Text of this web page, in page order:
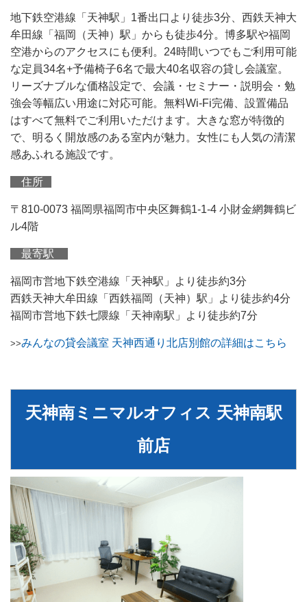
地下鉄空港線「天神駅」1番出口より徒歩3分、西鉄天神大
牟田線「福岡（天神）駅」からも徒歩4分。博多駅や福岡
空港からのアクセスにも便利。24時間いつでもご利用可能
な定員34名+予備椅子6名で最大40名収容の貸し会議室。
リーズナブルな価格設定で、会議・セミナー・説明会・勉
強会等幅広い用途に対応可能。無料Wi-Fi完備、設置備品
はすべて無料でご利用いただけます。大きな窓が特徴的
で、明るく開放感のある室内が魅力。女性にも人気の清潔
感あふれる施設です。
住所
〒810-0073 福岡県福岡市中央区舞鶴1-1-4 小財金網舞鶴ビ
ル4階
最寄駅
福岡市営地下鉄空港線「天神駅」より徒歩約3分
西鉄天神大牟田線「西鉄福岡（天神）駅」より徒歩約4分
福岡市営地下鉄七隈線「天神南駅」より徒歩約7分
>>みんなの貸会議室 天神西通り北店別館の詳細はこちら
天神南ミニマルオフィス 天神南駅
前店